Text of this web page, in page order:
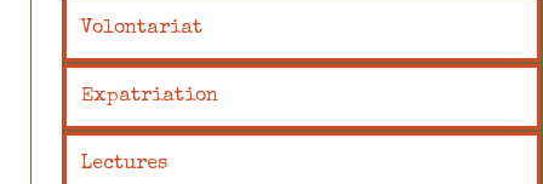
Volontariat
Expatriation
Lectures